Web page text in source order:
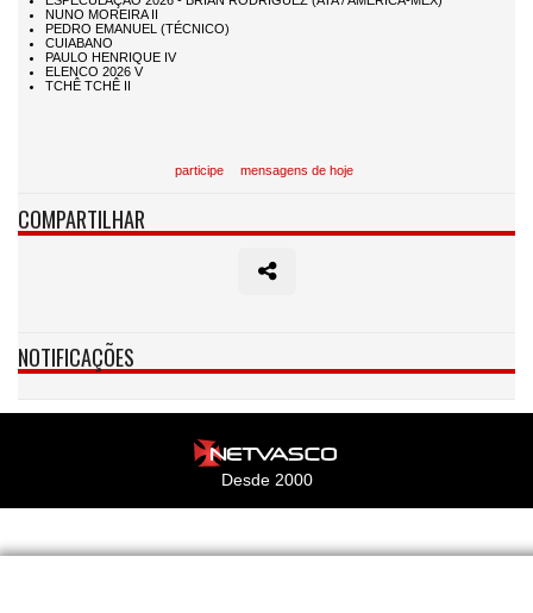
participe mensagens de hoje
COMPARTILHAR
NOTIFICAÇÕES
Desde 2000